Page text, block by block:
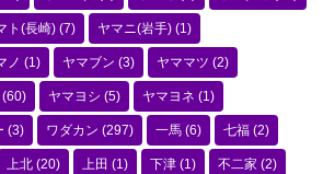
ト(長崎) (7) ヤマニ(岩手) (1)
ノ (1) ヤマブン (3) ヤママツ (2)
(60) ヤマヨシ (5) ヤマヨネ (1)
(3) ワダカン (297) 一馬 (6) 七福 (2)
上北 (20) 上田 (1) 下津 (1) 不二家 (2)